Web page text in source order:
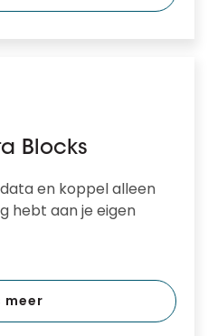
Blocks
en koppel alleen
hebt aan je eigen
meer